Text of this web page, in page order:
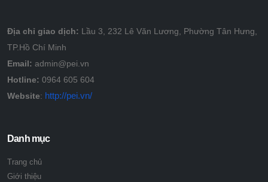
Địa chỉ giao dịch: Lầu 3, 232 Lê Văn Lương, Phường Tân Hưng,
TP.Hồ Chí Minh
Email: admin@pei.vn
Hotline: 0964 605 604
Website: http://pei.vn/
Danh mục
Trang chủ
Giới thiệu